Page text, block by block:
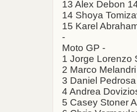
13 Alex Debon
14 Shoya
15 Karel
-
Moto GP -
1 Jorge Lorenzo
2 Marco
3 Daniel
4 Andrea
5 Casey Stoner